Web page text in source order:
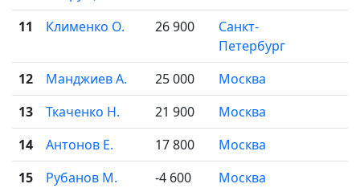
11
Клименко О. 26 900
Санкт-
Петербург
12 Манджиев А. 25 000 Москва
13
Ткаченко Н. 21 900 Москва
14
Антонов Е. 17 800 Москва
15
Рубанов М. -4 600 Москва